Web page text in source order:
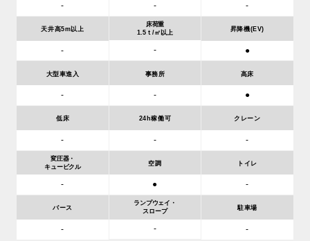
- - -
天井高5m以上
-
床荷重
1.5ｔ/㎡以上
-
昇降機(EV)
●
大型車進入
-
事務所
-
高床
●
低床
-
24h稼働可
-
クレーン
-
変圧器・
キュービクル
-
空調
●
トイレ
-
バース
-
ランプウェイ・
スロープ
-
駐車場
-